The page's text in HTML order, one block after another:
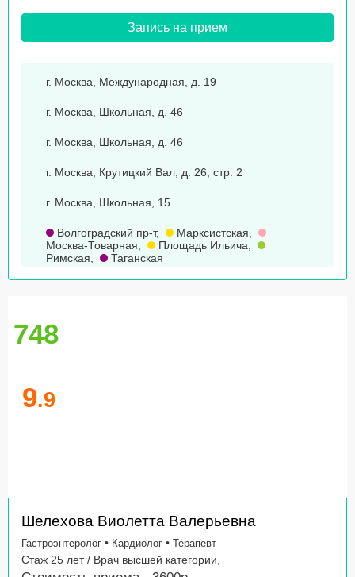
Запись на прием
г. Москва, Международная, д. 19
г. Москва, Школьная, д. 46
г. Москва, Школьная, д. 46
г. Москва, Крутицкий Вал, д. 26, стр. 2
г. Москва, Школьная, 15
Волгоградский пр-т, Марксистская,
Москва-Товарная, Площадь Ильича,
Римская, Таганская
748
9.9
Шелехова Виолетта Валерьевна
Гастроэнтеролог • Кардиолог • Терапевт
Стаж 25 лет / Врач высшей категории,